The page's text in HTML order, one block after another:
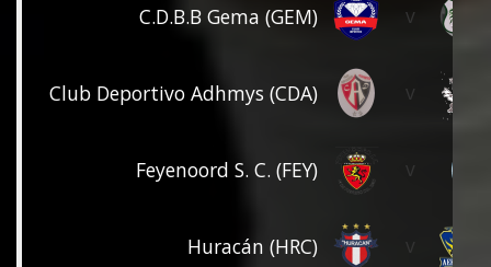
C.D.B.B Gema (GEM) v
Club Deportivo Adhmys (CDA) v
Feyenoord S. C. (FEY) v
Huracán (HRC)